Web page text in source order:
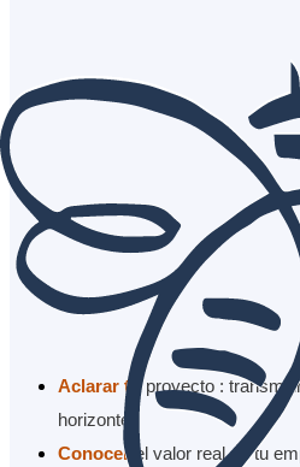
Aclarar tu
proyecto :
horizonte
Conocer el valor real de tu